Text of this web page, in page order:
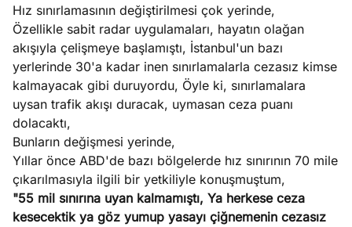
Ağustos
4, 2026
umutlu
ister
Köşe
Yazıları
Yazıları
Yazıları
Hız sınırlamasının değiştirilmesi çok yerinde,
Özellikle sabit radar uygulamaları, hayatın olağan
akışıyla çelişmeye başlamıştı, İstanbul'un bazı
yerlerinde 30'a kadar inen sınırlamalarla cezasız kimse
kalmayacak gibi duruyordu, Öyle ki, sınırlamalara
uysan trafik akışı duracak, uymasan ceza puanı
dolacaktı,
Bunların değişmesi yerinde,
Yıllar önce ABD'de bazı bölgelerde hız sınırının 70 mile
çıkarılmasıyla ilgili bir yetkiliyle konuşmuştum,
"55 mil sınırına uyan kalmamıştı, Ya herkese ceza
kesecektik ya göz yumup yasayı çiğnemenin cezasız